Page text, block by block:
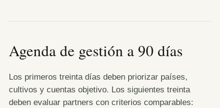
Agenda de gestión a 90 días
Los primeros treinta días deben priorizar países,
cultivos y cuentas objetivo. Los siguientes treinta
deben evaluar partners con criterios comparables: